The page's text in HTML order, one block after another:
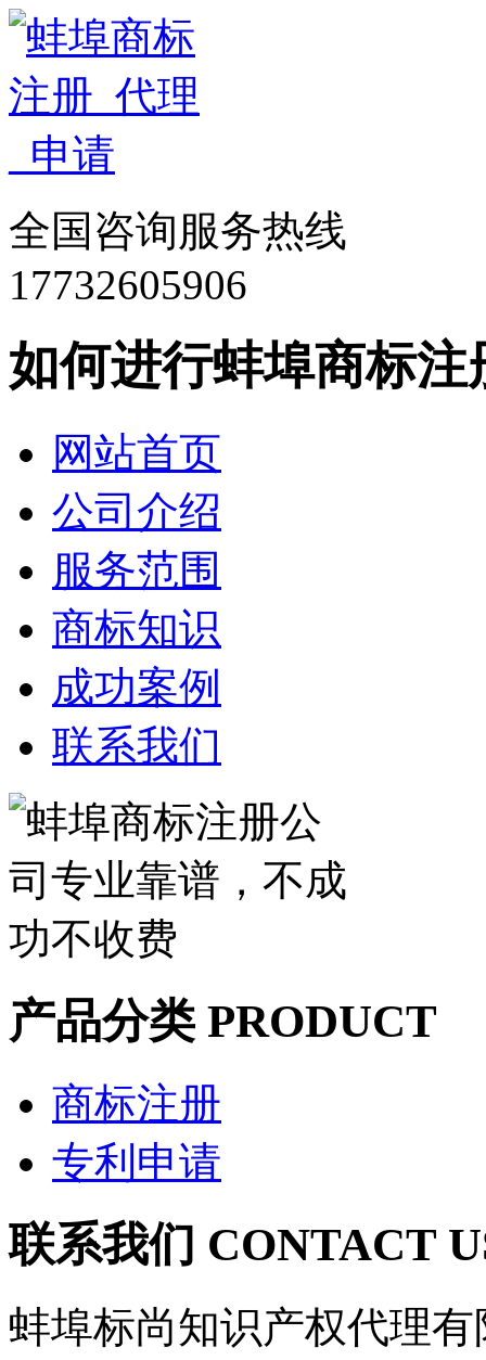
全国咨询服务热线
17732605906
如何进行蚌埠商标注
网站首页
公司介绍
服务范围
商标知识
成功案例
联系我们
产品分类 PRODUCT
商标注册
专利申请
联系我们 CONTACT
蚌埠标尚知识产权代理有